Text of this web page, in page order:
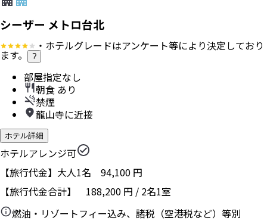
シーザー メトロ台北
・ホテルグレードはアンケート等により決定しており
ます。 ?
部屋指定なし
朝食 あり
禁煙
龍山寺に近接
ホテル詳細
ホテルアレンジ可
【旅行代金】大人1名 94,100 円
【旅行代金合計】 188,200 円 / 2名1室
燃油・リゾートフィー込み、諸税（空港税など）等別